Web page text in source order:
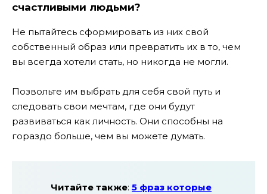
счастливыми людьми?
Не пытайтесь сформировать из них свой
собственный образ или превратить их в то, чем
вы всегда хотели стать, но никогда не могли.
Позвольте им выбрать для себя свой путь и
следовать свои мечтам, где они будут
развиваться как личность. Они способны на
гораздо больше, чем вы можете думать.
Читайте также: 5 фраз которые